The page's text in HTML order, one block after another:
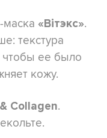
«Вітэкс».
текстура
чтобы ее было
кожу.
Collagen.